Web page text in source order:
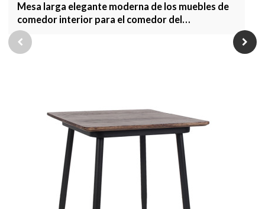
Mesa larga elegante moderna de los muebles de
comedor interior para el comedor del
restaurante